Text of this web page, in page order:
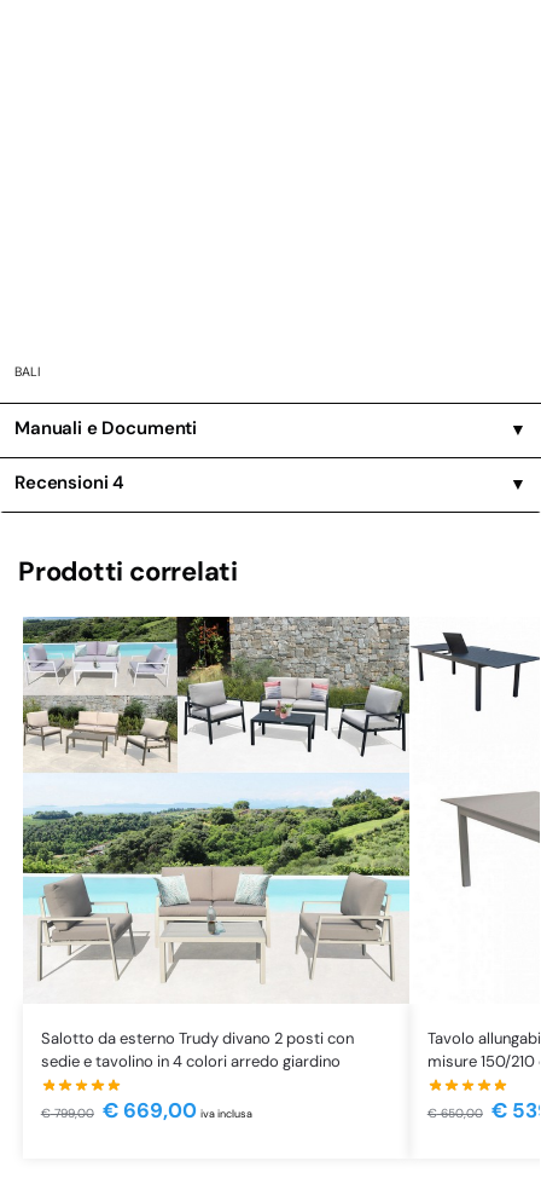
BALI
Manuali e Documenti ▼
Recensioni4 ▼
Prodotti correlati
Salotto da esterno Trudy divano 2 posti con
sedie e tavolino in 4 colori arredo giardino
€799,00 €669,00 iva inclusa
Tavolo
misure 150/
€650,00 €